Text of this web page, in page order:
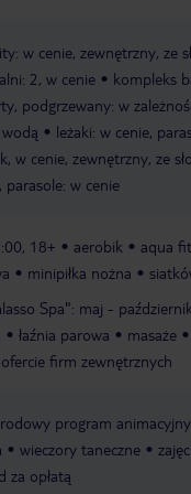
w cenie, zewnętrzny, ze
2, w cenie
kompleks
podgrzewany: w
leżaki: w cenie,
w cenie, zewnętrzny, ze
parasole: w cenie
18+ aerobik aqua
minipiłka nożna
Spa": maj -
łaźnia parowa masaże
firm zewnętrznych
program animacyjny
wieczory taneczne
za opłatą